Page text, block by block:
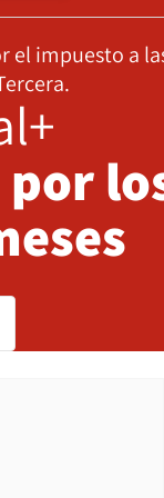
el impuesto a